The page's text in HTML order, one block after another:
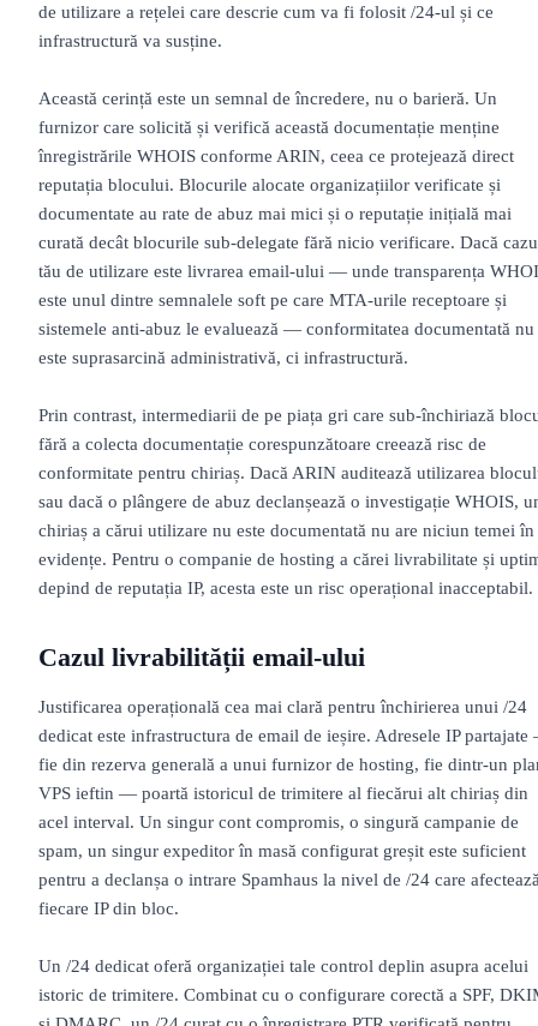
de utilizare a rețelei care descrie cum va fi folosit /24-ul și ce
infrastructură va susține.
Această cerință este un semnal de încredere, nu o barieră. Un
furnizor care solicită și verifică această documentație menține
înregistrările WHOIS conforme ARIN, ceea ce protejează direct
reputația blocului. Blocurile alocate organizațiilor verificate și
documentate au rate de abuz mai mici și o reputație inițială mai
curată decât blocurile sub-delegate fără nicio verificare. Dacă
tău de utilizare este livrarea email-ului — unde transparența
este unul dintre semnalele soft pe care MTA-urile receptoare și
sistemele anti-abuz le evaluează — conformitatea documentată nu
este suprasarcină administrativă, ci infrastructură.
Prin contrast, intermediarii de pe piața gri care sub-închiriază
fără a colecta documentație corespunzătoare creează risc de
conformitate pentru chiriaș. Dacă ARIN auditează utilizarea
sau dacă o plângere de abuz declanșează o investigație WHOIS,
chiriaș a cărui utilizare nu este documentată nu are niciun temei în
evidențe. Pentru o companie de hosting a cărei livrabilitate și
depind de reputația IP, acesta este un risc operațional inacceptabil.
Cazul livrabilității email-ului
Justificarea operațională cea mai clară pentru închirierea unui /24
dedicat este infrastructura de email de ieșire. Adresele IP
fie din rezerva generală a unui furnizor de hosting, fie dintr-un
VPS ieftin — poartă istoricul de trimitere al fiecărui alt chiriaș din
acel interval. Un singur cont compromis, o singură campanie de
spam, un singur expeditor în masă configurat greșit este suficient
pentru a declanșa o intrare Spamhaus la nivel de /24 care
fiecare IP din bloc.
Un /24 dedicat oferă organizației tale control deplin asupra acelui
istoric de trimitere. Combinat cu o configurare corectă a SPF,